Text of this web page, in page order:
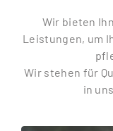
KarriereWir bieten
Leistungen, um
Wir stehen für
in